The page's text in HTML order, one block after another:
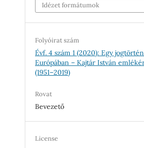
Idézet formátumok
Folyóirat szám
Évf. 4 szám 1 (2020): Egy
Európában – Kajtár István
(1951–2019)
Rovat
Bevezető
License